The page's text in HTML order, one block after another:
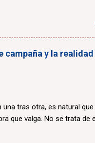
campaña y la realidad
tras otra, es natural
que valga. No se trata de